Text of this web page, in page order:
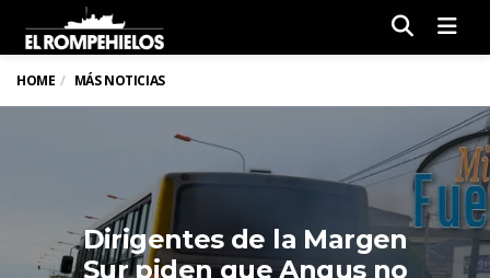
HOME MÁS NOTICIAS
Dirigentes de la Margen
Sur piden que Angus no